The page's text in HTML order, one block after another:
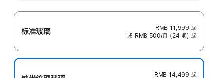
标准玻璃 RMB 11,999 起
或 RMB 500/月 (24 期) 起
RMB 14,499 起